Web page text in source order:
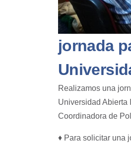
jornada
Realizamos una
Universidad Abierta
Coordinadora de
♦ Para solicitar una